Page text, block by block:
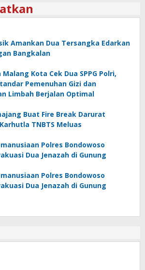
Amankan Dua Tersangka Edarkan
Bangkalan
Kota Cek Dua SPPG Polri,
Pemenuhan Gizi dan
Limbah Berjalan Optimal
Buat Fire Break Darurat
TNBTS Meluas
Polres Bondowoso
Dua Jenazah di Gunung
Polres Bondowoso
Dua Jenazah di Gunung